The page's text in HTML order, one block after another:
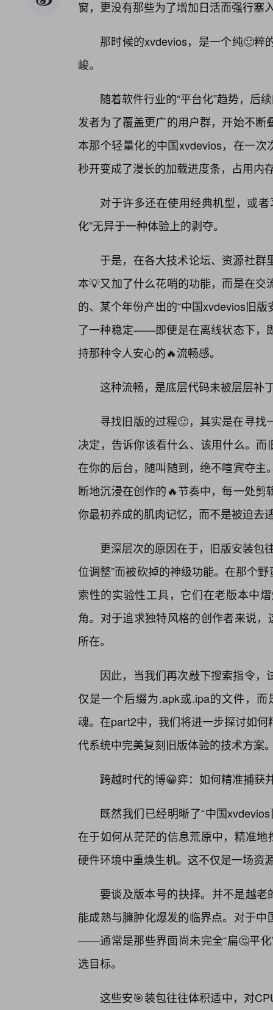
窗，更没有那些为了增加日活而强行塞
那时候的xvdevios，是一个纯🙂
峻。
随着软件行业的“平台化”趋势，后
发者为了覆盖更广的用户群，开始不
本那个轻量化的中国xvdevios，在一次
秒开变成了漫长的加载进度条，占用内
对于许多还在使用经典机型，或
化”无异于一种体验上的剥夺。
于是，在各大技术论坛、资源社
本💡又加了什么花哨的功能，而是在
的、某个年份产出的“中国xvdevios旧
了一种稳定——即便是在离线状态下，
持那种令人安心的🔥流畅感。
这种流畅，是底层代码未被层层补
寻找旧版的过程🙂，其实是在寻
决定，告诉你该看什么、该用什么。
在你的后台，随叫随到，绝不喧宾夺
断地沉浸在创作的🔥节奏中，每一处
你最初养成的肌肉记忆，而不是被迫去
更深层次的原因在于，旧版安装包
位调整”而被砍掉的神级功能。在那个
索性的实验性工具，它们在老版本中
角。对于追求独特风格的创作者来说
所在。
因此，当我们再次敲下搜索指令
仅是一个后缀为.apk或.ipa的文件，
魂。在part2中，我们将进一步探讨如
代系统中完美复刻旧版体验的技术方案
跨越时代的博😀弈：如何精准捕获
既然我们已经明晰了“中国
在于如何从茫茫的信息荒原中，精准
硬件环境中重焕生机。这不仅是一场资
要谈及版本号的抉择。并不是越老
能成熟与臃肿化爆发的临界点。对于
——通常是那些界面尚未完全“扁🤔平
选目标。
这些安🎯装包往往体积适中，对